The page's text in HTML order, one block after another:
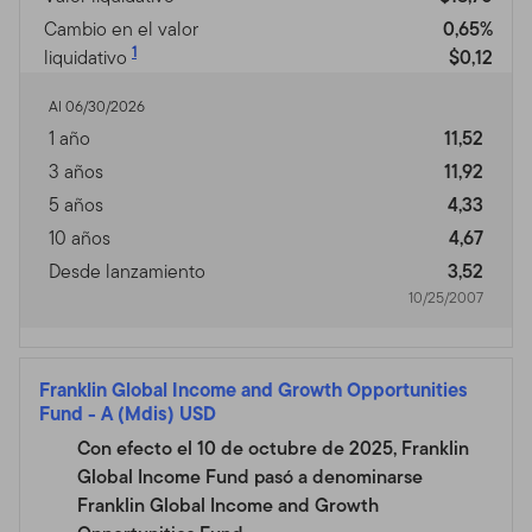
Cambio en el valor
liquidativo 1
0,65%
$0,12
Al 06/30/2026
1 año
11,52
3 años
11,92
5 años
4,33
10 años
4,67
Desde lanzamiento
3,52
10/25/2007
Franklin Global Income and Growth Opportunities
Fund - A (Mdis) USD
Con efecto el 10 de octubre de 2025, Franklin
Global Income Fund pasó a denominarse
Franklin Global Income and Growth
Resources, Inc. [NYSE: BEN] es una organización global
de inversiones operando como Franklin Templeton
Templeton Investments provee servicios de inversión,
de accionista y de distribución tanto globales como en
Estados Unidos a los Fondos Franklin, Templeton y
Franklin Mutual Series y a cuentas institucionales, al
igual que servicios de cuentas internacionales
separadas.
Información para ciertos
asesores profesionales e
inversionistas
Este sitio está dirigido a ciertos sub distribuidores
calificados que tienen clientes que residen fuera de los